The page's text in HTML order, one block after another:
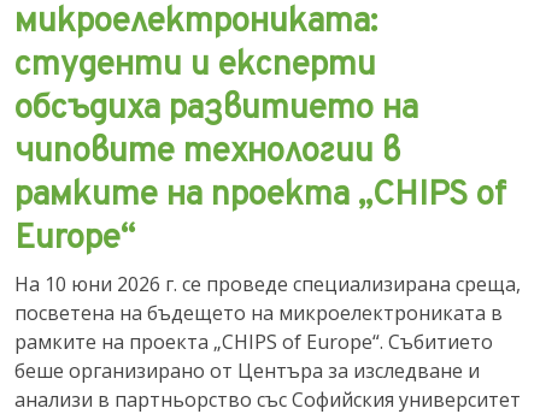
микроелектрониката:
студенти и експерти
обсъдиха развитието на
чиповите технологии в
рамките на проекта „CHIPS of
Europe“
На 10 юни 2026 г. се проведе специализирана среща,
посветена на бъдещето на микроелектрониката в
рамките на проекта „CHIPS of Europe“. Събитието
беше организирано от Центъра за изследване и
анализи в партньорство със Софийския университет